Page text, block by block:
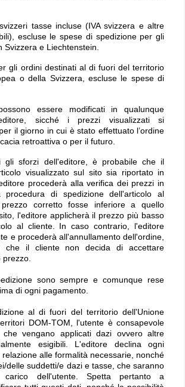
tasse incluse (IVA svizzera e altre
escluse le spese di spedizione per gli
Svizzera e Liechtenstein.
gli ordini destinati al di fuori del territorio
o della Svizzera, escluse le spese di
essere modificati in qualunque
sicché i prezzi visualizzati si
il giorno in cui è stato effettuato l’ordine
retroattiva o per il futuro.
gli sforzi dell'editore, è probabile che il
visualizzato sul sito sia riportato in
procederà alla verifica dei prezzi in
procedura di spedizione dell'articolo al
corretto fosse inferiore a quello
l'editore applicherà il prezzo più basso
al cliente. In caso contrario, l'editore
e procederà all'annullamento dell'ordine,
che il cliente non decida di accettare
sono sempre e comunque rese
di ogni pagamento.
al di fuori del territorio dell'Unione
DOM-TOM, l'utente è consapevole
che vengano applicati dazi ovvero altre
esigibili. L'editore declina ogni
relazione alle formalità necessarie, nonché
delle suddetti/e dazi e tasse, che saranno
carico dell'utente. Spetta pertanto a